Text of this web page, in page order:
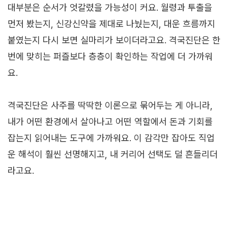
대부분은 순서가 엇갈렸을 가능성이 커요. 월령과 투출을
먼저 봤는지, 신강신약을 제대로 나눴는지, 대운 흐름까지
붙였는지 다시 보면 실마리가 보이더라고요. 격국진단은 한
번에 맞히는 퍼즐보다 층층이 확인하는 작업에 더 가까워
요.
격국진단은 사주를 딱딱한 이론으로 묶어두는 게 아니라,
내가 어떤 환경에서 살아나고 어떤 역할에서 돈과 기회를
잡는지 읽어내는 도구에 가까워요. 이 감각만 잡아도 직업
운 해석이 훨씬 선명해지고, 내 커리어 선택도 덜 흔들리더
라고요.